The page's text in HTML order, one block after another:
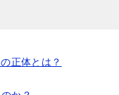
正体とは？